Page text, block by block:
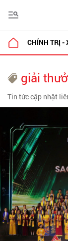
CHÍNH TRỊ -
giải
Tin tức cập nhật